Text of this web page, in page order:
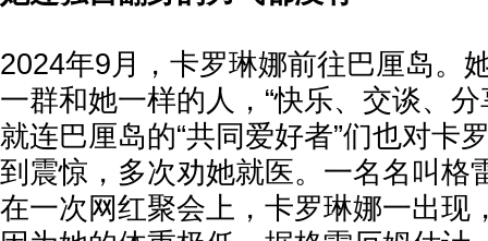
2024年9月，卡罗琳娜前往巴厘岛。
一群和她一样的人，“快乐、交谈、
就连巴厘岛的“共同爱好者”们也对卡
到震惊，多次劝她就医。一名名叫格
在一次网红聚会上，卡罗琳娜一出现